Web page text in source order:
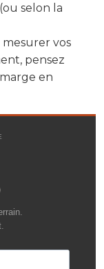
selon la
mesurer vos
pensez
en